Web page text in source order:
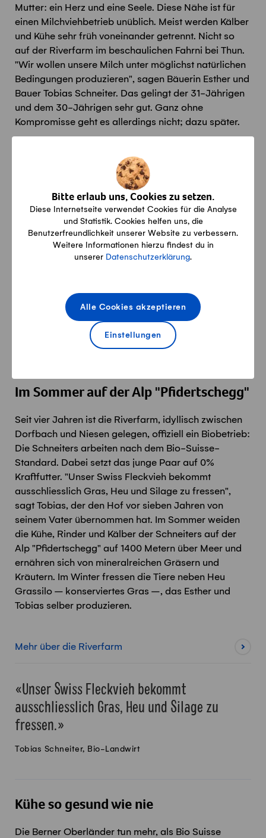
Bitte erlaub uns, Cookies zu setzen.
Diese Internetseite verwendet Cookies für die Analyse
und Statistik. Cookies helfen uns, die
Benutzerfreundlichkeit unserer Website zu verbessern.
Weitere Informationen hierzu findest du in
unserer Datenschutzerklärung.
Einstellungen
Alle Cookies akzeptieren
Mutter: ein Herz und eine Seele. Diese Nähe ist für
einen Milchviehbetrieb unüblich. Meist werden Kälber
und Kühe sehr früh voneinander getrennt. Nicht so
auf der Riverfarm im beschaulichen Fahrni bei Thun.
"Wir wollen unsere Milch unter möglichst natürlichen
Bedingungen produzieren", sagen Bäuerin Esther und
Bauer Tobias Schneiter. Das gelingt der 31-Jährigen
und dem 30-Jährigen sehr gut. Ganz ohne
Kompromisse geht es allerdings nicht; dazu später.
Wilma und Wanda / Klein-Lario bestaunt Klein-
Im Sommer auf der Alp "Pfidertschegg"
Seit vier Jahren ist die Riverfarm, idyllisch zwischen
Dorfbach und Niesen gelegen, offiziell ein Biobetrieb:
Die Schneiters arbeiten nach dem Bio-Suisse-
Standard. Dabei setzt das junge Paar auf 0%
Kraftfutter. "Unser Swiss Fleckvieh bekommt
ausschliesslich Gras, Heu und Silage zu fressen",
sagt Tobias, der den Hof vor sieben Jahren von
seinem Vater übernommen hat. Im Sommer weiden
die Kühe, Rinder und Kälber der Schneiters auf der
Alp "Pfidertschegg" auf 1400 Metern über Meer und
ernähren sich von mineralreichen Gräsern und
Kräutern. Im Winter fressen die Tiere neben Heu
Grassilo – konserviertes Gras –, das Esther und
Tobias selber produzieren.
Mehr über die Riverfarm
Unser Swiss Fleckvieh bekommt
ausschliesslich Gras, Heu und Silage zu
fressen.
Tobias Schneiter, Bio-Landwirt
Kühe so gesund wie nie
Die Berner Oberländer tun mehr, als Bio Suisse